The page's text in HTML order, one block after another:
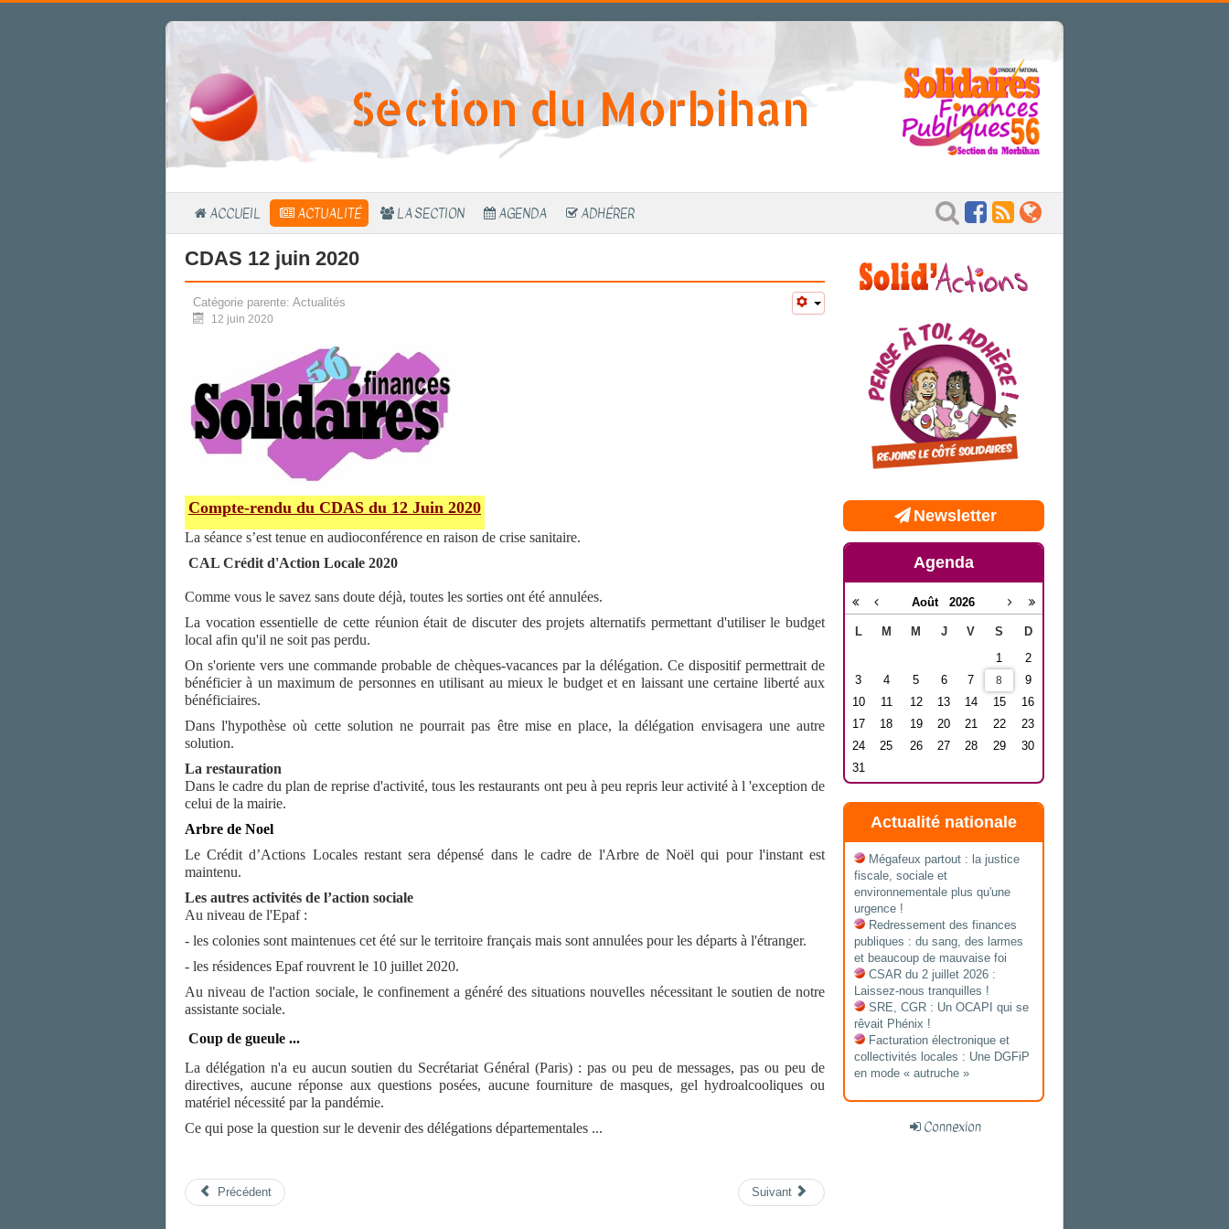
Section du Morbihan
ACCUEIL ACTUALITÉ LA SECTION AGENDA ADHÉRER
CDAS 12 juin 2020
Catégorie parente: Actualités
12 juin 2020
Compte-rendu du CDAS du 12 Juin 2020
La séance s’est tenue en audioconférence en raison de crise sanitaire.
CAL Crédit d'Action Locale 2020
Comme vous le savez sans doute déjà, toutes les sorties ont été annulées.
La vocation essentielle de cette réunion était de discuter des projets alternatifs permettant d'utiliser le budget
local afin qu'il ne soit pas perdu.
On s'oriente vers une commande probable de chèques-vacances par la délégation. Ce dispositif permettrait de
bénéficier à un maximum de personnes en utilisant au mieux le budget et en laissant une certaine liberté aux
bénéficiaires.
Dans l'hypothèse où cette solution ne pourrait pas être mise en place, la délégation envisagera une autre
solution.
La restauration
Dans le cadre du plan de reprise d'activité, tous les restaurants ont peu à peu repris leur activité à l 'exception de
celui de la mairie.
Arbre de Noel
Le Crédit d’Actions Locales restant sera dépensé dans le cadre de l'Arbre de Noël qui pour l'instant est
maintenu.
Les autres activités de l’action sociale
Au niveau de l'Epaf :
- les colonies sont maintenues cet été sur le territoire français mais sont annulées pour les départs à l'étranger.
- les résidences Epaf rouvrent le 10 juillet 2020.
Au niveau de l'action sociale, le confinement a généré des situations nouvelles nécessitant le soutien de notre
assistante sociale.
Coup de gueule ...
La délégation n'a eu aucun soutien du Secrétariat Général (Paris) : pas ou peu de messages, pas ou peu de
directives, aucune réponse aux questions posées, aucune fourniture de masques, gel hydroalcooliques ou
matériel nécessité par la pandémie.
Ce qui pose la question sur le devenir des délégations départementales ...
Précédent Suivant
Newsletter
Agenda
Août 2026
L M M J V S
D
1
2
3
4 5 6 7 8
9
10
11 12 13 14 15
16
17
18 19 20 21 22
23
24
25 26 27 28 29
30
31
Actualité nationale
Mégafeux partout : la justice
fiscale, sociale et
environnementale plus qu'une
urgence !
Redressement des finances
publiques : du sang, des larmes
et beaucoup de mauvaise foi
CSAR du 2 juillet 2026 :
Laissez-nous tranquilles !
SRE, CGR : Un OCAPI qui se
rêvait Phénix !
Facturation électronique et
collectivités locales : Une DGFiP
en mode « autruche »
Connexion